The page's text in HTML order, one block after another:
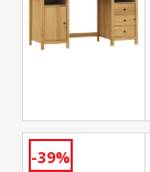
-39%